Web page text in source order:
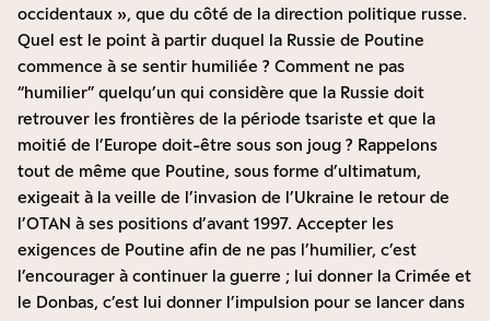
occidentaux », que du côté de la direction politique russe.
Quel est le point à partir duquel la Russie de Poutine
commence à se sentir humiliée ? Comment ne pas
“humilier” quelqu’un qui considère que la Russie doit
retrouver les frontières de la période tsariste et que la
moitié de l’Europe doit-être sous son joug ? Rappelons
tout de même que Poutine, sous forme d’ultimatum,
exigeait à la veille de l’invasion de l’Ukraine le retour de
l’OTAN à ses positions d’avant 1997. Accepter les
exigences de Poutine afin de ne pas l’humilier, c’est
l’encourager à continuer la guerre ; lui donner la Crimée et
le Donbas, c’est lui donner l’impulsion pour se lancer dans